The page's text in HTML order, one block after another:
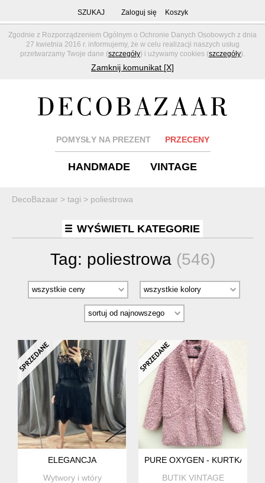
Zgodnie z Rozporządzeniem Ogólnym o Ochronie Danych Osobowych z dnia
27 kwietnia 2016 r. informujemy, że w celu realizacji naszych usług
przetwarzamy Twoje dane (szczegóły) i używamy cookies (szczegóły).
Zamknij komunikat [X]
SZUKAJ Zaloguj się Koszyk
POMYSŁY NA PREZENT PRZECENY
HANDMADE VINTAGE
DecoBazaar > tagi > poliestrowa
WYŚWIETL KATEGORIE
Tag: poliestrowa (546)
ELEGANCJA
Wytwory i wtóry
PURE OXYGEN - KURTKA/
BUTIK VINTAGE